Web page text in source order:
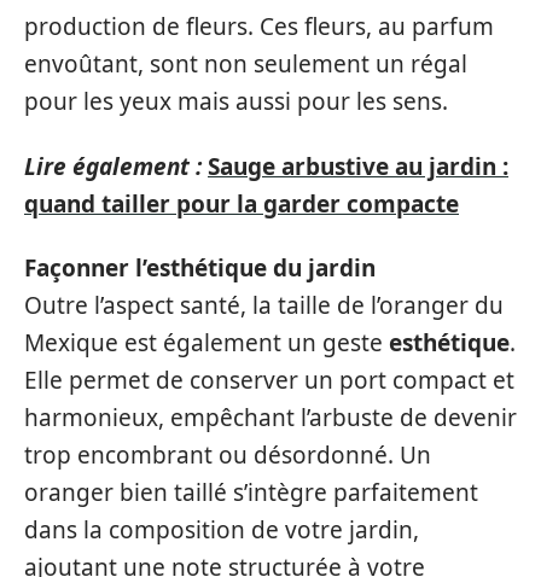
production de fleurs. Ces fleurs, au parfum
envoûtant, sont non seulement un régal
pour les yeux mais aussi pour les sens.
Lire également :Sauge arbustive au jardin :
quand tailler pour la garder compacte
Façonner l’esthétique du jardin
Outre l’aspect santé, la taille de l’oranger du
Mexique est également un geste esthétique.
Elle permet de conserver un port compact et
harmonieux, empêchant l’arbuste de devenir
trop encombrant ou désordonné. Un
oranger bien taillé s’intègre parfaitement
dans la composition de votre jardin,
ajoutant une note structurée à votre